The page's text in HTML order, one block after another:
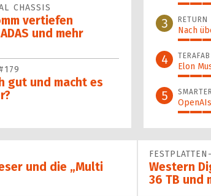
CHASSIS
vertiefen
und mehr
gut und macht es
99%
3 Nach
94%
4 TERAFAB
Elon
82%
5
54%
und die „Multi
Western
36 TB und